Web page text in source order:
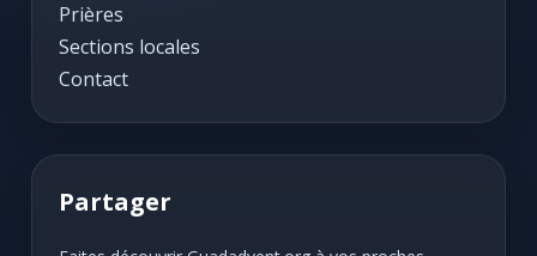
Prières
Sections locales
Contact
Partager